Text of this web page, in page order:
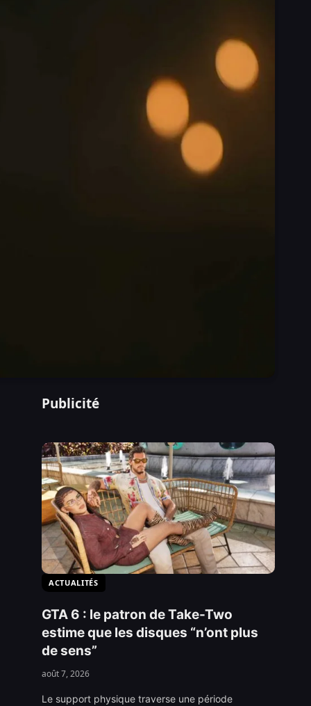
Publicité
ACTUALITÉS
GTA 6 : le patron de Take-Two
estime que les disques “n’ont plus
de sens”
août 7, 2026
Le support physique traverse une période